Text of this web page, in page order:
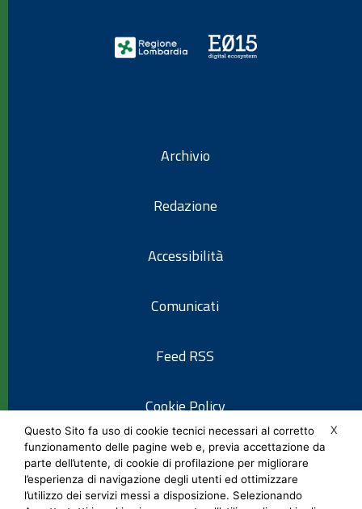
Archivio
Redazione
Accessibilità
Comunicati
Feed RSS
Cookie Policy
Informativa privacy
X
Questo Sito fa uso di cookie tecnici necessari al corretto
funzionamento delle pagine web e, previa accettazione da
parte dell’utente, di cookie di profilazione per migliorare
l’esperienza di navigazione degli utenti ed ottimizzare
l’utilizzo dei servizi messi a disposizione. Selezionando